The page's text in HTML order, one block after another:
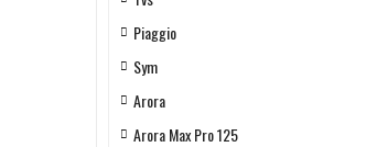
Piaggio
Sym
Arora
Arora Max Pro 125